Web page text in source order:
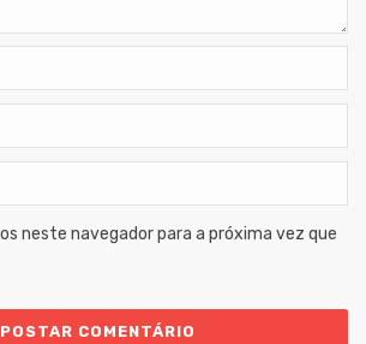
neste navegador para a próxima vez que